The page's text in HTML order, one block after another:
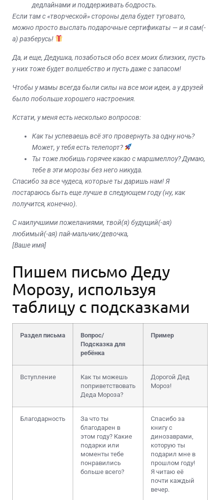
дедлайнами и поддерживать бодрость.
Если там с «творческой» стороны дела будет туговато,
можно просто выслать подарочные сертификаты — и я сам(-
а) разберусь!
Да, и еще, Дедушка, позаботься обо всех моих близких, пусть
у них тоже будет волшебство и пусть даже с запасом!
Чтобы у мамы всегда были силы на все мои идеи, а у друзей
было побольше хорошего настроения.
Кстати, у меня есть несколько вопросов:
Как ты успеваешь всё это провернуть за одну ночь?
Может, у тебя есть телепорт?
Ты тоже любишь горячее какао с маршмеллоу? Думаю,
тебе в эти морозы без него никуда.
Спасибо за все чудеса, которые ты даришь нам! Я
постараюсь быть еще лучше в следующем году (ну, как
получится, конечно).
С наилучшими пожеланиями, твой(я) будущий(-ая)
любимый(-ая) пай-мальчик/девочка,
[Ваше имя]
Пишем письмо Деду
Морозу, используя
таблицу с подсказками
Раздел письма
Вопрос/
Подсказка для
ребёнка
Пример
Вступление
Как ты можешь
поприветствовать
Деда Мороза?
Дорогой Дед
Мороз!
Благодарность
За что ты
благодарен в
этом году? Какие
подарки или
моменты тебе
понравились
больше всего?
Спасибо за
книгу с
динозаврами,
которую ты
подарил мне в
прошлом году!
Я читаю её
почти каждый
вечер.